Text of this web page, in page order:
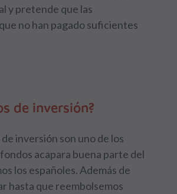
y pretende que las
no han pagado suficientes
de inversión?
inversión son uno de los
acapara buena parte del
los españoles. Además de
hasta que reembolsemos